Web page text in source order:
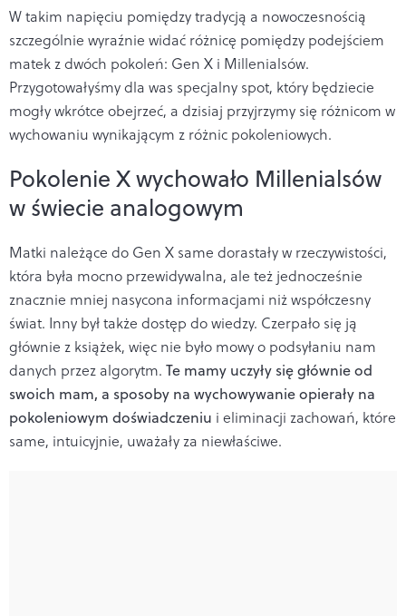
W takim napięciu pomiędzy tradycją a nowoczesnością
szczególnie wyraźnie widać różnicę pomiędzy podejściem
matek z dwóch pokoleń: Gen X i Millenialsów.
Przygotowałyśmy dla was specjalny spot, który będziecie
mogły wkrótce obejrzeć, a dzisiaj przyjrzymy się różnicom w
wychowaniu wynikającym z różnic pokoleniowych.
Pokolenie X wychowało Millenialsów
w świecie analogowym
Matki należące do Gen X same dorastały w rzeczywistości,
która była mocno przewidywalna, ale też jednocześnie
znacznie mniej nasycona informacjami niż współczesny
świat. Inny był także dostęp do wiedzy. Czerpało się ją
głównie z książek, więc nie było mowy o podsyłaniu nam
danych przez algorytm. Te mamy uczyły się głównie od
swoich mam, a sposoby na wychowywanie opierały na
pokoleniowym doświadczeniu i eliminacji zachowań, które
same, intuicyjnie, uważały za niewłaściwe.